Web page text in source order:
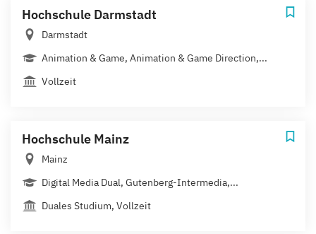
Hochschule Darmstadt
Darmstadt
Animation & Game, Animation & Game Direction,...
Vollzeit
Hochschule Mainz
Mainz
Digital Media Dual, Gutenberg-Intermedia,...
Duales Studium, Vollzeit